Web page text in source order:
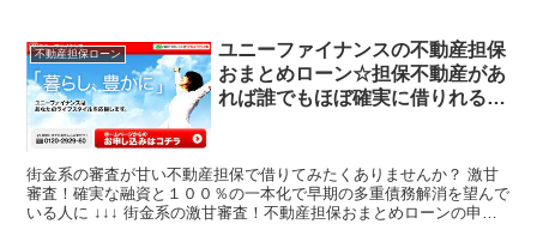
不動産担保ローン
ユニーファイナンスの不動産担保
おまとめローン☆担保不動産があ
れば誰でもほぼ確実に借りれる！
街金系の審査が甘い不動産担保で借りてみたくありませんか？ 激甘
審査！確実な融資と１００％の一本化で早期の多重債務解消を望んで
いる人に ↓↓↓ 街金系の激甘審査！不動産担保おまとめローンの申し